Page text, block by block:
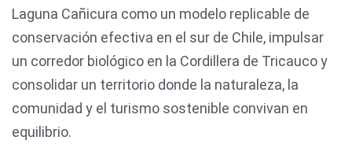
Laguna Cañicura como un modelo replicable de
conservación efectiva en el sur de Chile, impulsar
un corredor biológico en la Cordillera de Tricauco y
consolidar un territorio donde la naturaleza, la
comunidad y el turismo sostenible convivan en
equilibrio.